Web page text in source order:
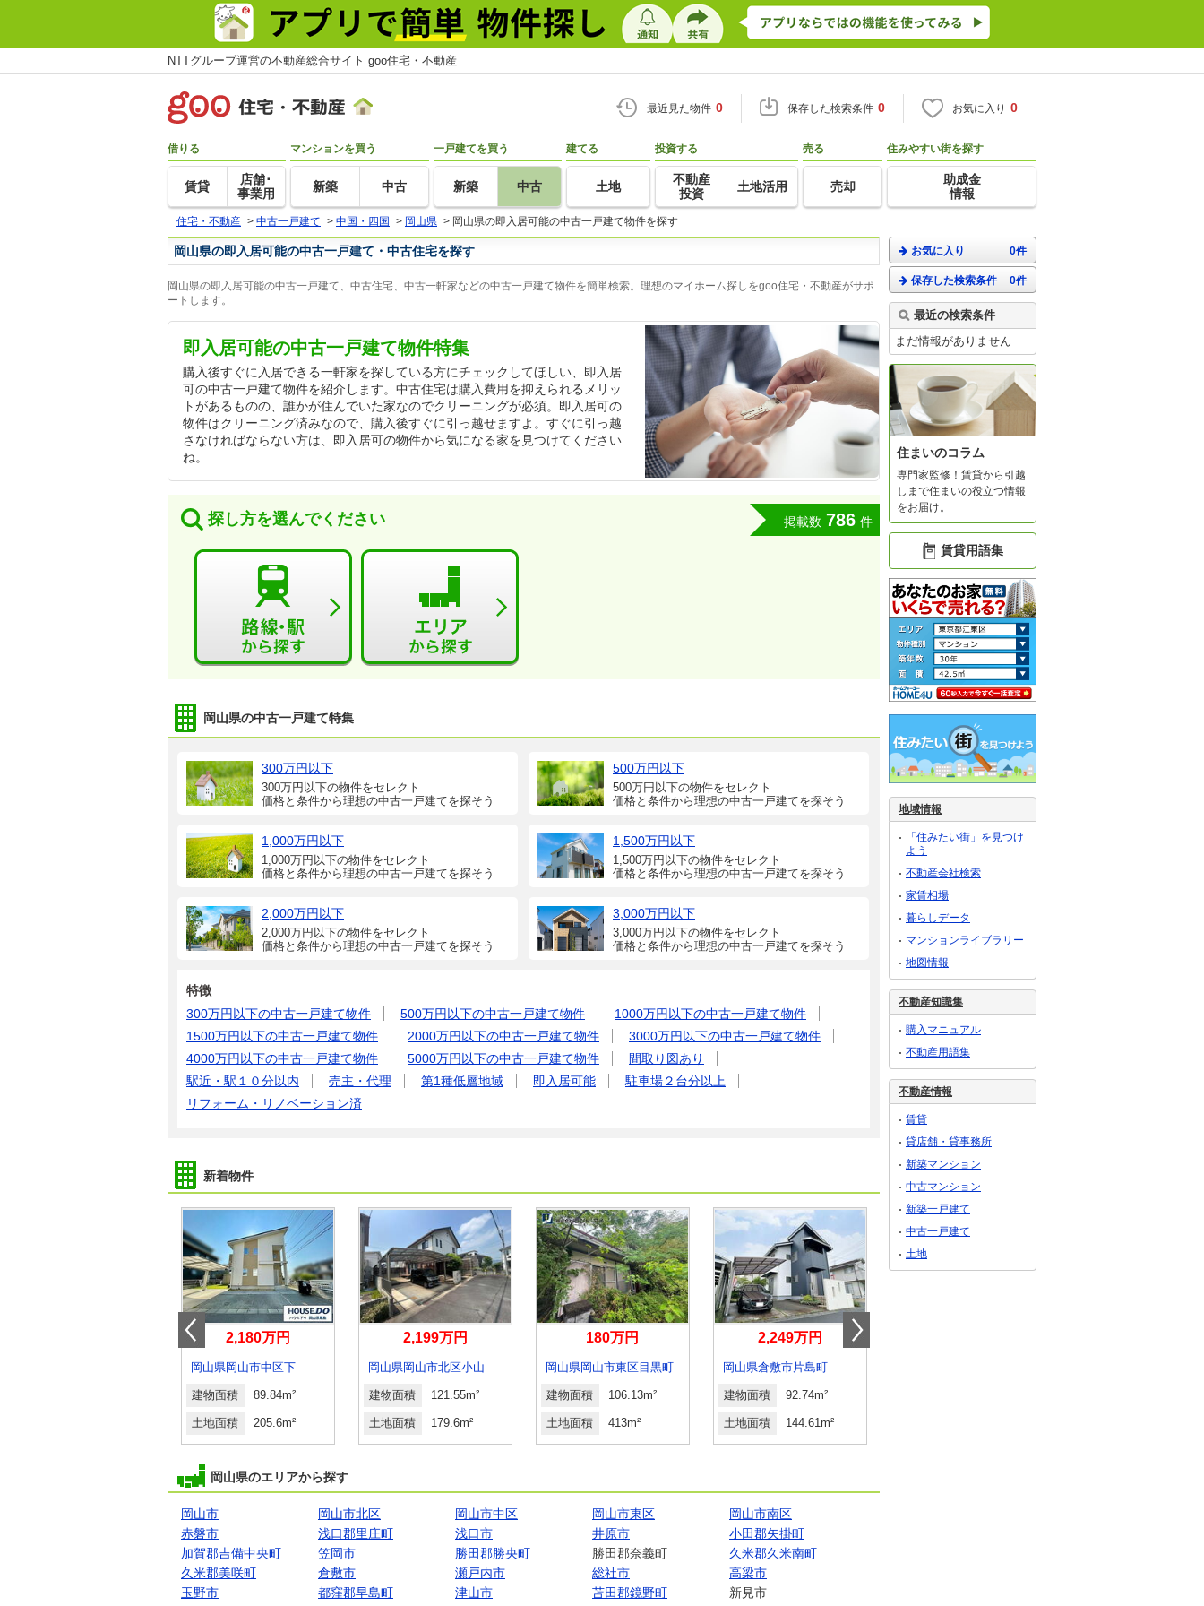
NTTグループ運営の不動産総合サイト goo住宅・不動産
最近見た物件 0 保存した検索条件 0 お気に入り 0
借りる
賃貸
店舗･
事業用
マンションを買う
新築 中古
一戸建てを買う
新築 中古
建てる
土地
投資する
不動産
投資
土地活用
売る
売却
住みやすい街を探す
助成金
情報
住宅・不動産 > 中古一戸建て > 中国・四国 > 岡山県 > 岡山県の即入居可能の中古一戸建て物件を探す
岡山県の即入居可能の中古一戸建て・中古住宅を探す
岡山県の即入居可能の中古一戸建て、中古住宅、中古一軒家などの中古一戸建て物件を簡単検索。理想のマイホーム探しをgoo住宅・不動産がサポ
ートします。
即入居可能の中古一戸建て物件特集
購入後すぐに入居できる一軒家を探している方にチェックしてほしい、即入居
可の中古一戸建て物件を紹介します。中古住宅は購入費用を抑えられるメリッ
トがあるものの、誰かが住んでいた家なのでクリーニングが必須。即入居可の
物件はクリーニング済みなので、購入後すぐに引っ越せますよ。すぐに引っ越
さなければならない方は、即入居可の物件から気になる家を見つけてください
ね。
探し方を選んでください 掲載数 786 件
岡山県の中古一戸建て特集
300万円以下
300万円以下の物件をセレクト
価格と条件から理想の中古一戸建てを探そう
500万円以下
500万円以下の物件をセレクト
価格と条件から理想の中古一戸建てを探そう
1,000万円以下
1,000万円以下の物件をセレクト
価格と条件から理想の中古一戸建てを探そう
1,500万円以下
1,500万円以下の物件をセレクト
価格と条件から理想の中古一戸建てを探そう
2,000万円以下
2,000万円以下の物件をセレクト
価格と条件から理想の中古一戸建てを探そう
3,000万円以下
3,000万円以下の物件をセレクト
価格と条件から理想の中古一戸建てを探そう
特徴
300万円以下の中古一戸建て物件
500万円以下の中古一戸建て物件
1000万円以下の中古一戸建て物件
1500万円以下の中古一戸建て物件
2000万円以下の中古一戸建て物件
3000万円以下の中古一戸建て物件
4000万円以下の中古一戸建て物件
5000万円以下の中古一戸建て物件
間取り図あり
駅近・駅１０分以内
売主・代理 第1種低層地域 即入居可能
駐車場２台分以上
リフォーム・リノベーション済
新着物件
2,180万円
岡山県岡山市中区下
建物面積 89.84m²
土地面積 205.6m²
2,199万円
岡山県岡山市北区小山
建物面積 121.55m²
土地面積 179.6m²
180万円
岡山県岡山市東区目黒町
建物面積 106.13m²
土地面積 413m²
2,249万円
岡山県倉敷市片島町
建物面積 92.74m²
土地面積 144.61m²
岡山県のエリアから探す
岡山市 岡山市北区 岡山市中区 岡山市東区
岡山市南区
赤磐市
浅口郡里庄町 浅口市 井原市
小田郡矢掛町
加賀郡吉備中央町
笠岡市 勝田郡勝央町 勝田郡奈義町
久米郡久米南町
久米郡美咲町
倉敷市 瀬戸内市 総社市
高梁市
玉野市
都窪郡早島町 津山市 苫田郡鏡野町
新見市
お気に入り 0件
保存した検索条件 0件
最近の検索条件
まだ情報がありません
住まいのコラム
専門家監修！賃貸から引越
しまで住まいの役立つ情報
をお届け。
賃貸用語集
地域情報
「住みたい街」を見つけ
よう
不動産会社検索
家賃相場
暮らしデータ
マンションライブラリー
地図情報
不動産知識集
購入マニュアル
不動産用語集
不動産情報
賃貸
貸店舗・貸事務所
新築マンション
中古マンション
新築一戸建て
中古一戸建て
土地